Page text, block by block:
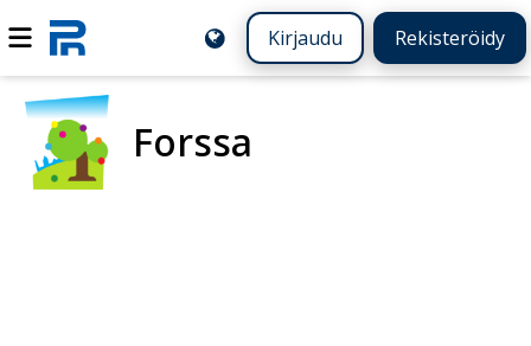
Kirjaudu Rekisteröidy
Forssa